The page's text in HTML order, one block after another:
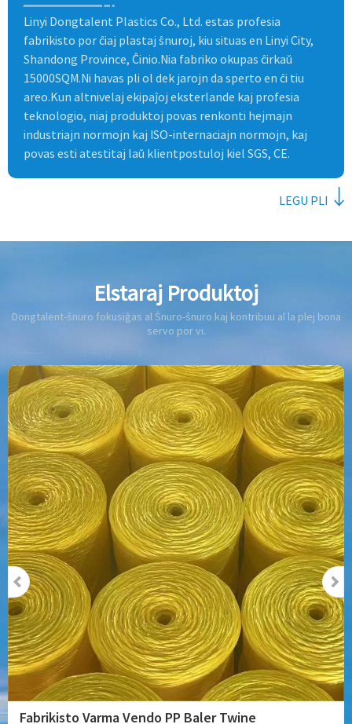
Linyi Dongtalent Plastics Co., Ltd. estas profesia
fabrikisto por ĉiaj plastaj ŝnuroj, kiu situas en Linyi City,
Shandong Province, Ĉinio.Nia fabriko okupas ĉirkaŭ
15000SQM.Ni havas pli ol dek jarojn da sperto en ĉi tiu
areo.Kun altnivelaj ekipaĵoj eksterlande kaj profesia
teknologio, niaj produktoj povas renkonti hejmajn
industriajn normojn kaj ISO-internaciajn normojn, kaj
povas esti atestitaj laŭ klientpostuloj kiel SGS, CE.
LEGU PLI
Elstaraj Produktoj
Dongtalent-ŝnuro fokusiĝas al Ŝnuro-ŝnuro kaj kontribuu al la plej bona
servo por vi.
Fabrikisto Varma Vendo PP Baler Twine